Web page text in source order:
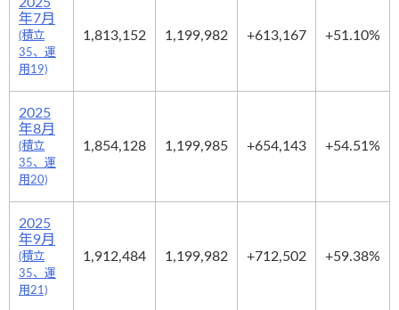
年7月
(積立
35、運
用19)
1,813,152 1,199,982 +613,167 +51.10%
2025
年8月
(積立
35、運
用20)
1,854,128 1,199,985 +654,143 +54.51%
2025
年9月
(積立
35、運
用21)
1,912,484 1,199,982 +712,502 +59.38%